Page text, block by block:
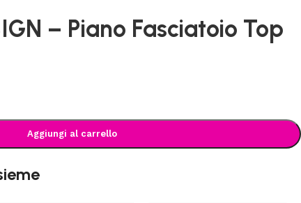
– Piano Fasciatoio Top
Aggiungi al carrello